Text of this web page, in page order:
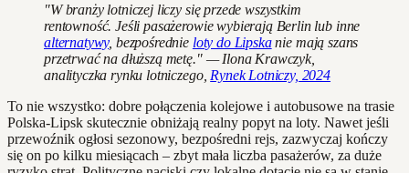
"W branży lotniczej liczy się przede wszystkim
rentowność. Jeśli pasażerowie wybierają Berlin lub inne
alternatywy, bezpośrednie loty do Lipskanie mają szans
przetrwać na dłuższą metę." — Ilona Krawczyk,
analityczka rynku lotniczego, Rynek Lotniczy, 2024
To nie wszystko: dobre połączenia kolejowe i autobusowe na trasie
Polska-Lipsk skutecznie obniżają realny popyt na loty. Nawet jeśli
przewoźnik ogłosi sezonowy, bezpośredni rejs, zazwyczaj kończy
się on po kilku miesiącach – zbyt mała liczba pasażerów, za duże